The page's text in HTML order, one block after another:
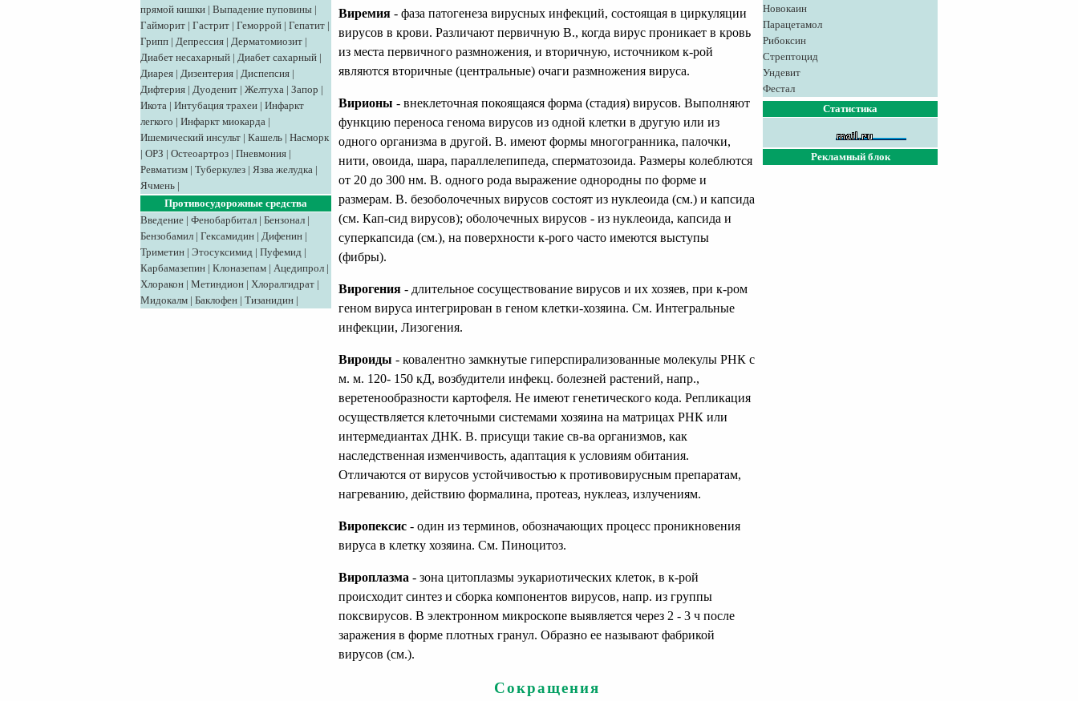
прямой кишки | Выпадение пуповины |
Гайморит | Гастрит | Геморрой | Гепатит |
Грипп | Депрессия | Дерматомиозит |
Диабет несахарный | Диабет сахарный |
Диарея | Дизентерия | Диспепсия |
Дифтерия | Дуоденит | Желтуха | Запор |
Икота | Интубация трахеи | Инфаркт
легкого | Инфаркт миокарда |
Ишемический инсульт | Кашель | Насморк
| ОРЗ | Остеоартроз | Пневмония |
Ревматизм | Туберкулез | Язва желудка |
Ячмень |
Противосудорожные средства
Введение | Фенобарбитал | Бензонал |
Бензобамил | Гексамидин | Дифенин |
Триметин | Этосуксимид | Пуфемид |
Карбамазепин | Клоназепам | Ацедипрол |
Хлоракон | Метиндион | Хлоралгидрат |
Мидокалм | Баклофен | Тизанидин |
Виремия - фаза патогенеза вирусных инфекций, состоящая в циркуляции
вирусов в крови. Различают первичную В., когда вирус проникает в кровь
из места первичного размножения, и вторичную, источником к-рой
являются вторичные (центральные) очаги размножения вируса.
Вирионы - внеклеточная покоящаяся форма (стадия) вирусов. Выполняют
функцию переноса генома вирусов из одной клетки в другую или из
одного организма в другой. В. имеют формы многогранника, палочки,
нити, овоида, шара, параллелепипеда, сперматозоида. Размеры колеблются
от 20 до 300 нм. В. одного рода выражение однородны по форме и
размерам. В. безоболочечных вирусов состоят из нуклеоида (см.) и капсида
(см. Кап-сид вирусов); оболочечных вирусов - из нуклеоида, капсида и
суперкапсида (см.), на поверхности к-рого часто имеются выступы
(фибры).
Вирогения - длительное сосуществование вирусов и их хозяев, при к-ром
геном вируса интегрирован в геном клетки-хозяина. См. Интегральные
инфекции, Лизогения.
Вироиды - ковалентно замкнутые гиперспирализованные молекулы РНК с
м. м. 120- 150 кД, возбудители инфекц. болезней растений, напр.,
веретенообразности картофеля. Не имеют генетического кода. Репликация
осуществляется клеточными системами хозяина на матрицах РНК или
интермедиантах ДНК. В. присущи такие св-ва организмов, как
наследственная изменчивость, адаптация к условиям обитания.
Отличаются от вирусов устойчивостью к противовирусным препаратам,
нагреванию, действию формалина, протеаз, нуклеаз, излучениям.
Виропексис - один из терминов, обозначающих процесс проникновения
вируса в клетку хозяина. См. Пиноцитоз.
Вироплазма - зона цитоплазмы эукариотических клеток, в к-рой
происходит синтез и сборка компонентов вирусов, напр. из группы
поксвирусов. В электронном микроскопе выявляется через 2 - 3 ч после
заражения в форме плотных гранул. Образно ее называют фабрикой
вирусов (см.).
Сокращения
Новокаин
Парацетамол
Рибоксин
Стрептоцид
Ундевит
Фестал
Статистика
Рекламный блок